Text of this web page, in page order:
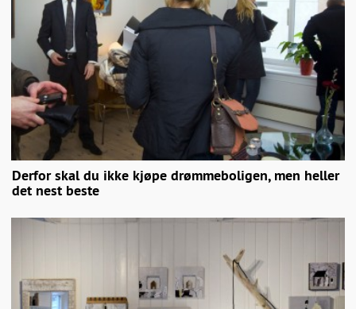
Derfor skal du ikke kjøpe drømmeboligen, men heller
det nest beste